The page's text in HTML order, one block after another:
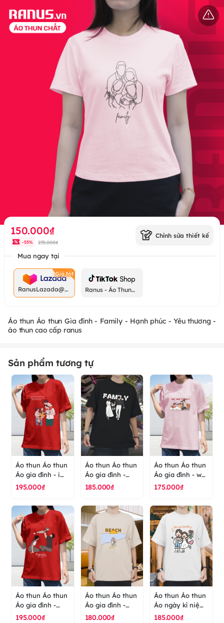
150.000₫
-55% 270.000₫
Chỉnh sửa thiết kế
Mua ngay tại
RanusLazada@g
mail.com
Ranus - Áo Thun
Áo thun Áo thun Gia đình - Family - Hạnh phúc - Yêu thương -
áo thun cao cấp ranus
Sản phẩm tương tự
Áo thun Áo thun
Áo gia đình - i
love you is not
ranus
195.000₫
Áo thun Áo thun
Áo gia đình -
family - áo thun
185.000₫
Áo thun Áo thun
Áo gia đình - we
are family - áo
175.000₫
Áo thun Áo thun
Áo gia đình -
family - ngày kỉ
195.000₫
Áo thun Áo thun
Áo gia đình -
beach - biển -
180.000₫
Áo thun Áo thun
Áo ngày kỉ niệm
gia đình - gia
185.000₫